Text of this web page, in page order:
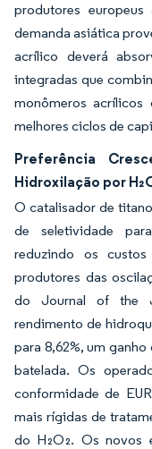
produtores
demanda asiática
acrílico deverá
integradas que
monômeros acrílicos
melhores ciclos de
Preferência
Hidroxilação por
O catalisador de
de seletividade
reduzindo os
produtores das
do Journal of the
rendimento de
para 8,62%, um
batelada. Os
conformidade de
mais rígidas de
do H₂O₂. Os novos